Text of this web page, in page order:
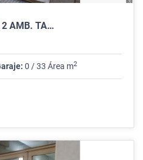
2 AMB. TA…
0 / 33 Área m2